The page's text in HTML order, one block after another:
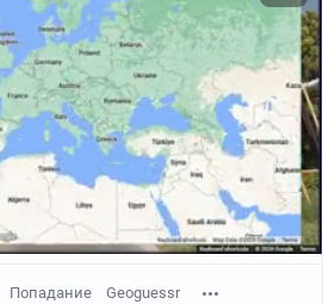
Попадание Geoguessr